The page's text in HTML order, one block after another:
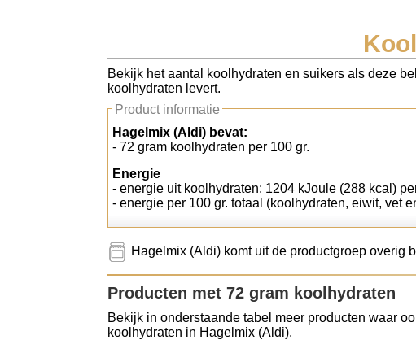
Koolhydraten tellenBekijk het aantal koolhydraten en suikers als deze
koolhydraten levert.
Product informatie
Hagelmix (Aldi) bevat:
- 72 gram koolhydraten per 100 gr.
Energie
- energie uit koolhydraten: 1204 kJoule (288 kcal)
- energie per 100 gr. totaal (koolhydraten, eiwit, vet
Hagelmix (Aldi) komt uit de productgroep overig
Producten met 72 gram koolhydraten
Bekijk in onderstaande tabel meer producten waar
koolhydraten in Hagelmix (Aldi).